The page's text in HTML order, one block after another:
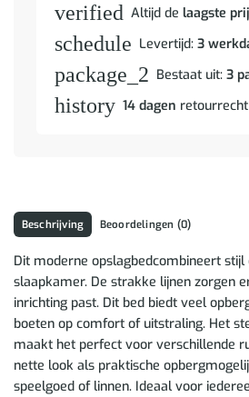
verified Altijd de laagste
schedule Levertijd: 3
package_2 Bestaat uit: 3
history 14 dagen retourrecht
Beschrijving Beoordelingen (0)
Dit moderne opslagbedcombineert stijl
slaapkamer. De strakke lijnen zorgen
inrichting past. Dit bed biedt veel
boeten op comfort of uitstraling. Het
maakt het perfect voor verschillende
nette look als praktische
speelgoed of linnen. Ideaal voor